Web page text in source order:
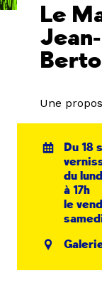
Le
Une
Du 18
du
à 17h
le